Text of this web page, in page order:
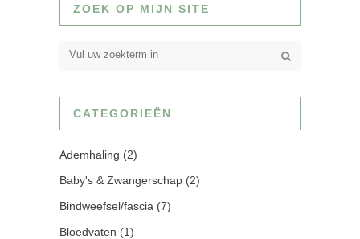
ZOEK OP MIJN SITE
CATEGORIEËN
Ademhaling (2)
Baby's & Zwangerschap (2)
Bindweefsel/fascia (7)
Bloedvaten (1)